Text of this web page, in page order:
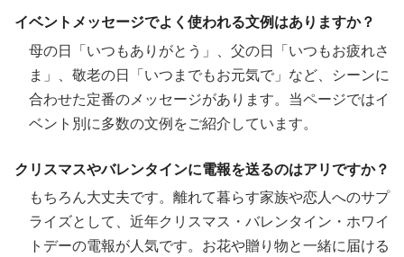
イベントメッセージでよく使われる文例はありますか？
母の日「いつもありがとう」、父の日「いつもお疲れさ
ま」、敬老の日「いつまでもお元気で」など、シーンに
合わせた定番のメッセージがあります。当ページではイ
ベント別に多数の文例をご紹介しています。
クリスマスやバレンタインに電報を送るのはアリですか？
もちろん大丈夫です。離れて暮らす家族や恋人へのサプ
ライズとして、近年クリスマス・バレンタイン・ホワイ
トデーの電報が人気です。お花や贈り物と一緒に届ける